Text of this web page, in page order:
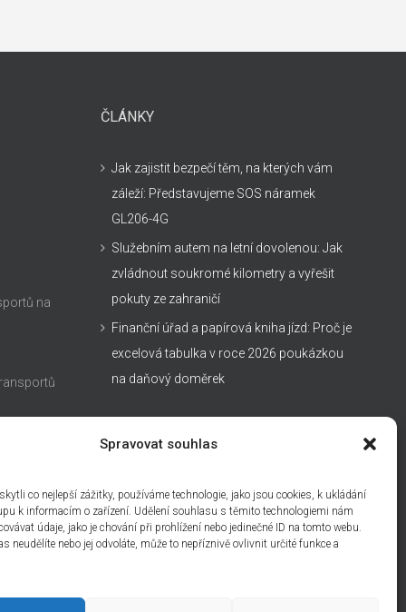
Spravovat souhlas
co nejlepší zážitky, používáme technologie, jako jsou cookies, k ukládání
k informacím o zařízení. Udělení souhlasu s těmito technologiemi nám
údaje, jako je chování při prohlížení nebo jedinečné ID na tomto webu.
neudělíte nebo jej odvoláte, může to nepříznivě ovlivnit určité funkce a
na
ČLÁNKY
Jak zajistit bezpečí těm, na kterých vám
záleží: Představujeme SOS náramek
GL206-4G
Služebním autem na letní dovolenou: Jak
zvládnout soukromé kilometry a vyřešit
pokuty ze zahraničí
Finanční úřad a papírová kniha jízd: Proč je
excelová tabulka v roce 2026 poukázkou
na daňový doměrek
DŮLEŽITÉ ODKAZY
Kontakt
Technická podpora